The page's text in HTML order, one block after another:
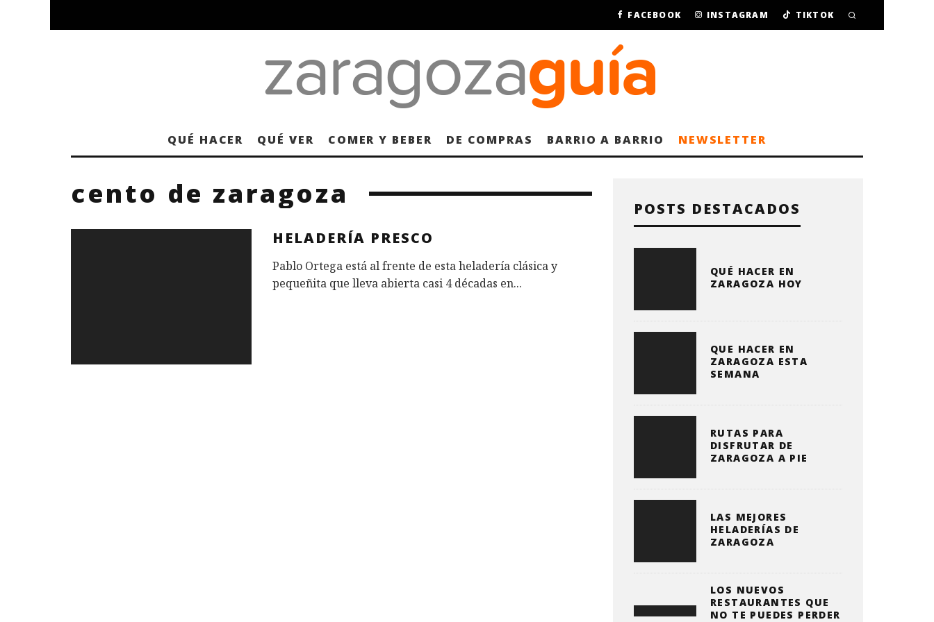
FACEBOOK INSTAGRAM TIKTOK
QUÉ HACER QUÉ VER COMER Y BEBER DE COMPRAS BARRIO A BARRIO NEWSLETTER
cento de zaragoza
HELADERÍA PRESCO
Pablo Ortega está al frente de esta heladería clásica y
pequeñita que lleva abierta casi 4 décadas en...
POSTS DESTACADOS
QUÉ HACER EN
ZARAGOZA HOY
QUE HACER EN
ZARAGOZA ESTA
SEMANA
RUTAS PARA
DISFRUTAR DE
ZARAGOZA A PIE
LAS MEJORES
HELADERÍAS DE
ZARAGOZA
LOS NUEVOS
RESTAURANTES QUE
NO TE PUEDES PERDER